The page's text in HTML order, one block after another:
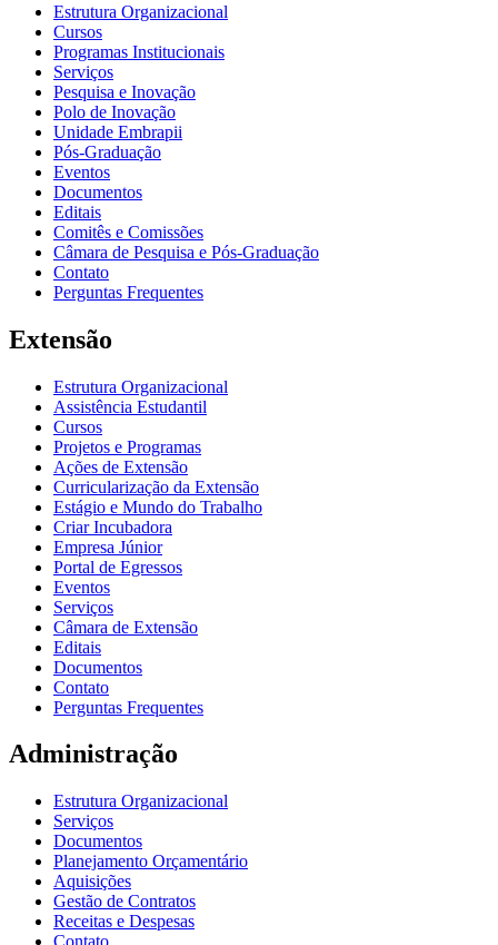
Estrutura Organizacional
Cursos
Programas Institucionais
Serviços
Pesquisa e Inovação
Polo de Inovação
Unidade Embrapii
Pós-Graduação
Eventos
Documentos
Editais
Comitês e Comissões
Câmara de Pesquisa e Pós-Graduação
Contato
Perguntas Frequentes
Extensão
Estrutura Organizacional
Assistência Estudantil
Cursos
Projetos e Programas
Ações de Extensão
Curricularização da Extensão
Estágio e Mundo do Trabalho
Criar Incubadora
Empresa Júnior
Portal de Egressos
Eventos
Serviços
Câmara de Extensão
Editais
Documentos
Contato
Perguntas Frequentes
Administração
Estrutura Organizacional
Serviços
Documentos
Planejamento Orçamentário
Aquisições
Gestão de Contratos
Receitas e Despesas